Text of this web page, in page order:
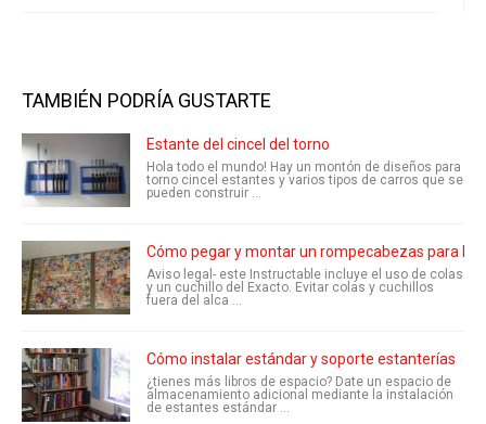
TAMBIÉN PODRÍA GUSTARTE
Estante del cincel del torno
Hola todo el mundo! Hay un montón de diseños para
torno cincel estantes y varios tipos de carros que se
pueden construir ...
Cómo pegar y montar un rompecabezas para la
Aviso legal- este Instructable incluye el uso de colas
y un cuchillo del Exacto. Evitar colas y cuchillos
fuera del alca ...
Cómo instalar estándar y soporte estanterías
¿tienes más libros de espacio? Date un espacio de
almacenamiento adicional mediante la instalación
de estantes estándar ...